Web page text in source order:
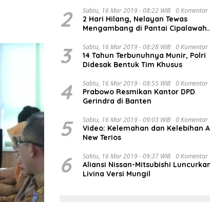
Amanah
2 Sabtu, 16 Mar 2019 - 08:22 WIB 0 Komentar
2 Hari Hilang, Nelayan Tewas
Mengambang di Pantai Cipalawah
3 Sabtu, 16 Mar 2019 - 08:28 WIB 0 Komentar
14 Tahun Terbunuhnya Munir, Polri
Didesak Bentuk Tim Khusus
4 Sabtu, 16 Mar 2019 - 08:55 WIB 0 Komentar
Prabowo Resmikan Kantor DPD
Gerindra di Banten
5 Sabtu, 16 Mar 2019 - 09:03 WIB 0 Komentar
Video: Kelemahan dan Kelebihan
New Terios
6 Sabtu, 16 Mar 2019 - 09:37 WIB 0 Komentar
Aliansi Nissan-Mitsubishi
Livina Versi Mungil